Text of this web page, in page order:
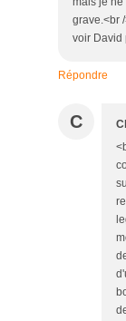
grave.<br
voir David
Répondre
C